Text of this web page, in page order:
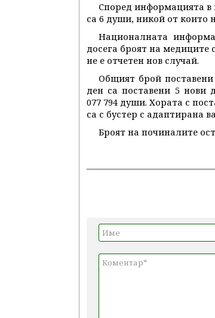
Според информацията в
са 6 души, никой от които
Националната
досега броят на медиците
не е отчетен нов случай.
Общият брой поставени
ден са поставени 5 нови
077 794 души. Хората с
са с бустер с адаптирана
Броят на починалите